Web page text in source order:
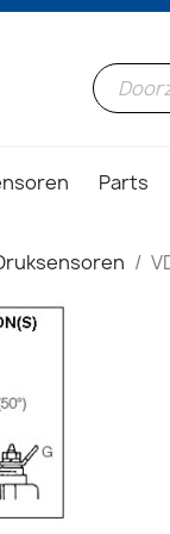
Parts